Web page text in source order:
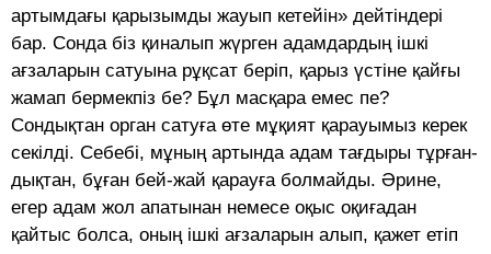
артымдағы қарызымды жауып кетейін» дейтіндері
бар. Сонда біз қиналып жүрген адамдардың ішкі
ағзаларын сатуына рұқсат беріп, қарыз үстіне қайғы
жамап бермекпіз бе? Бұл масқара емес пе?
Сондықтан орган сатуға өте мұқият қарауымыз керек
секілді. Себе­бі, мұның артында адам тағдыры тұрған­
дықтан, бұған бей-жай қарауға болмайды. Әрине,
егер адам жол апатынан немесе оқыс оқиғадан
қайтыс болса, оның ішкі ағзаларын алып, қажет етіп